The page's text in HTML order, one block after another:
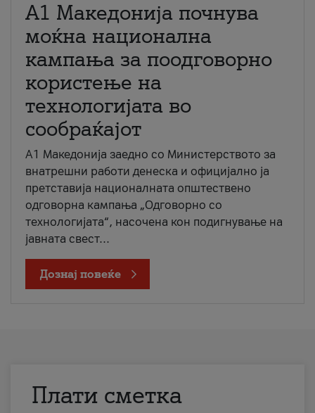
A1 Македонија почнува
моќна национална
кампања за поодговорно
користење на
технологијата во
сообраќајот
A1 Македонија заедно со Министерството за
внатрешни работи денеска и официјално ја
претставија националната општествено
одговорна кампања „Одговорно со
технологијата“, насочена кон подигнување на
јавната свест...
Дознај повеќе
Плати сметка